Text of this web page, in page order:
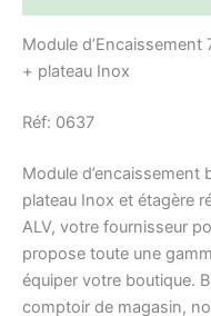
Module d’Encaissement
+ plateau Inox
Réf: 0637
Module d’encaissement
plateau Inox et étagère
ALV, votre fournisseur
propose toute une
équiper votre boutique.
comptoir de magasin,